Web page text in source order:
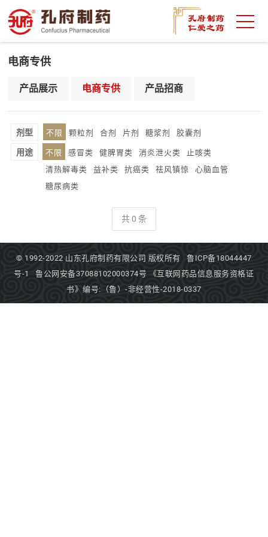
电商专供
产品展示 电商专供 产品招商
剂型 不限 颗粒剂 合剂 片剂 糖浆剂 胶囊剂
用途 不限 感冒类 健脾胃类 消炎泄火类
止咳类
清热解毒类
益补类 抗癌类 祛风镇惊
心脑血管
糖尿病类
共 0 条
© 1992-2022 山东孔府制药有限公司 版权所有鲁ICP备18044447
号-1
鲁公网安备37088102000374号
《互联网药品信息服务资格证
书》编号:（鲁）-非经营性-2018-0337